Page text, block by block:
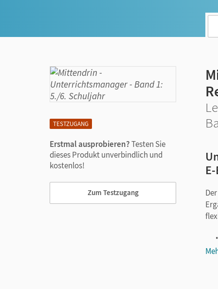
TESTZUGANG
Erstmal ausprobieren?Testen Sie
dieses Produkt unverbindlich und
kostenlos!
Zum Testzugang